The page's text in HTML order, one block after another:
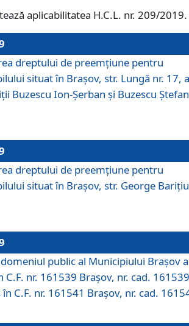
aplicabilitatea H.C.L. nr. 209/2019.
dreptului de preemţiune pentru
situat în Braşov, str. Lungă nr. 17,
Buzescu Ion-Şerban și Buzescu
dreptului de preemţiune pentru
situat în Braşov, str. George
public al Municipiului Braşov a
nr. 161539 Brașov, nr. cad.
C.F. nr. 161541 Brașov, nr. cad.